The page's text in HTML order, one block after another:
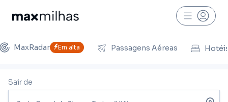
MaxRadar Em alta Passagens Aéreas
Sair de